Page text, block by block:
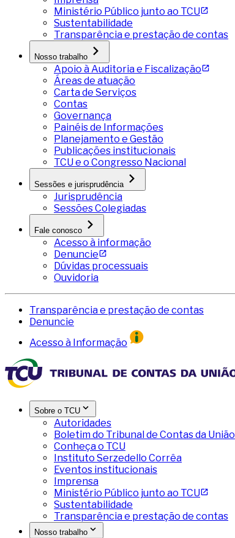
Ministério Público junto ao TCU
Sustentabilidade
Transparência e prestação de contas
Nosso trabalho
Apoio à Auditoria e Fiscalização
Áreas de atuação
Carta de Serviços
Contas
Governança
Painéis de Informações
Planejamento e Gestão
Publicações institucionais
TCU e o Congresso Nacional
Sessões e jurisprudência
Jurisprudência
Sessões Colegiadas
Fale conosco
Acesso à informação
Denuncie
Dúvidas processuais
Ouvidoria
Transparência e prestação de contas
Denuncie
Acesso à Informação
Sobre o TCU
Autoridades
Boletim do Tribunal de Contas da União
Conheça o TCU
Instituto Serzedello Corrêa
Eventos institucionais
Imprensa
Ministério Público junto ao TCU
Sustentabilidade
Transparência e prestação de contas
Nosso trabalho